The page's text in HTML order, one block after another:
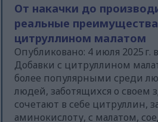
От накачки до
реальные
цитруллином малатом
Опубликовано: 4 июля 2025 г.
Добавки с цитруллином
более популярными среди
людей, заботящихся о своем
сочетают в себе цитруллин,
аминокислоту, с малатом,